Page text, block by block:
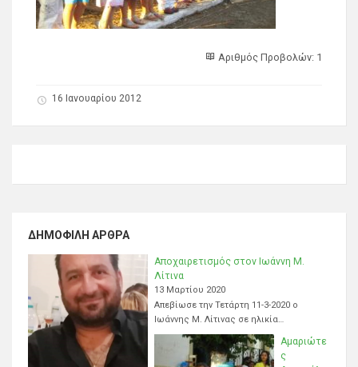
Αριθμός Προβολών: 1
16 Ιανουαρίου 2012
ΔΗΜΟΦΙΛΉ ΆΡΘΡΑ
Αποχαιρετισμός στον Ιωάννη Μ.
Λίτινα
13 Μαρτίου 2020
Απεβίωσε την Τετάρτη 11-3-2020 ο
Ιωάννης Μ. Λίτινας σε ηλικία…
Αμαριώτε
ς